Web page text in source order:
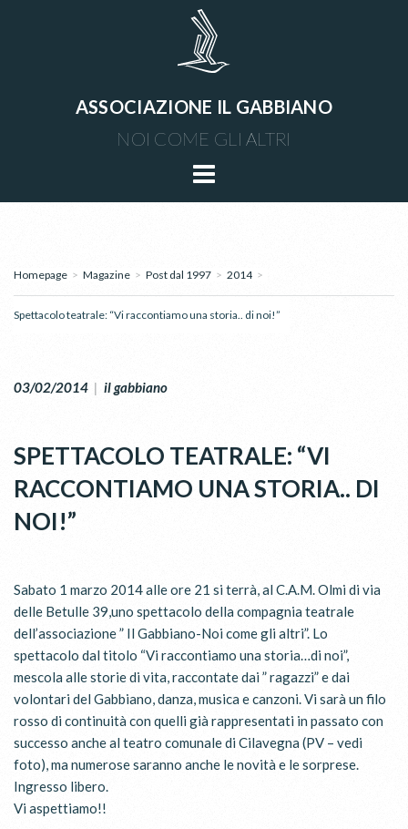
ASSOCIAZIONE IL GABBIANO
NOI COME GLI ALTRI
Homepage > Magazine > Post dal 1997 > 2014 >
Spettacolo teatrale: “Vi raccontiamo una storia.. di noi!”
03/02/2014 | il gabbiano
SPETTACOLO TEATRALE: “VI
RACCONTIAMO UNA STORIA.. DI
NOI!”
Sabato 1 marzo 2014 alle ore 21 si terrà, al C.A.M. Olmi di via
delle Betulle 39,uno spettacolo della compagnia teatrale
dell’associazione ” Il Gabbiano-Noi come gli altri”. Lo
spettacolo dal titolo “Vi raccontiamo una storia…di noi”,
mescola alle storie di vita, raccontate dai ” ragazzi” e dai
volontari del Gabbiano, danza, musica e canzoni. Vi sarà un filo
rosso di continuità con quelli già rappresentati in passato con
successo anche al teatro comunale di Cilavegna (PV – vedi
foto), ma numerose saranno anche le novità e le sorprese.
Ingresso libero.
Vi aspettiamo!!